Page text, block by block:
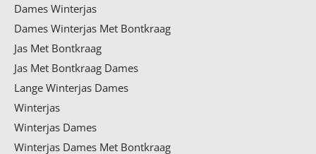
Dames Winterjas
Dames Winterjas Met Bontkraag
Jas Met Bontkraag
Jas Met Bontkraag Dames
Lange Winterjas Dames
Winterjas
Winterjas Dames
Winterjas Dames Met Bontkraag